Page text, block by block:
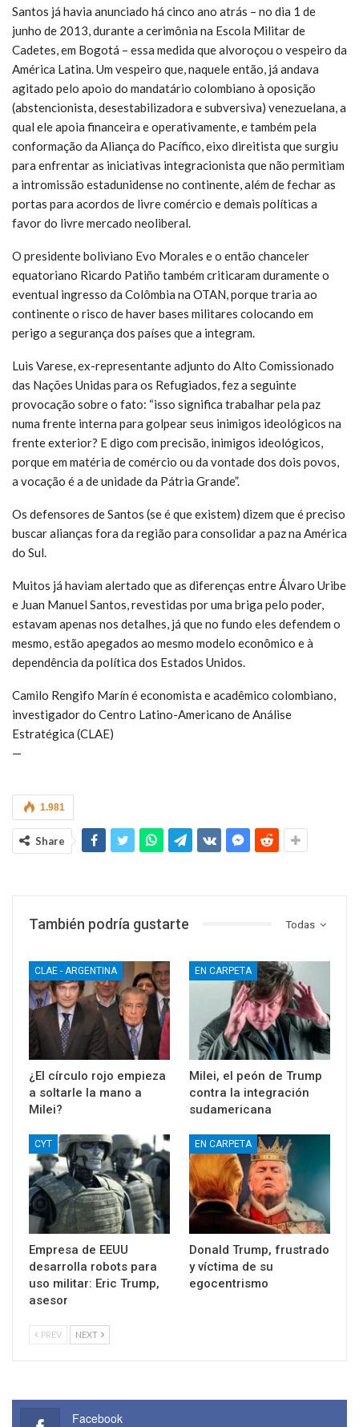
Santos já havia anunciado há cinco ano atrás – no dia 1 de
junho de 2013, durante a cerimônia na Escola Militar de
Cadetes, em Bogotá – essa medida que alvoroçou o vespeiro da
América Latina. Um vespeiro que, naquele então, já andava
agitado pelo apoio do mandatário colombiano à oposição
(abstencionista, desestabilizadora e subversiva) venezuelana, a
qual ele apoia financeira e operativamente, e também pela
conformação da Aliança do Pacífico, eixo direitista que surgiu
para enfrentar as iniciativas integracionista que não permitiam
a intromissão estadunidense no continente, além de fechar as
portas para acordos de livre comércio e demais políticas a
favor do livre mercado neoliberal.
O presidente boliviano Evo Morales e o então chanceler
equatoriano Ricardo Patiño também criticaram duramente o
eventual ingresso da Colômbia na OTAN, porque traria ao
continente o risco de haver bases militares colocando em
perigo a segurança dos países que a integram.
Luis Varese, ex-representante adjunto do Alto Comissionado
das Nações Unidas para os Refugiados, fez a seguinte
provocação sobre o fato: “isso significa trabalhar pela paz
numa frente interna para golpear seus inimigos ideológicos na
frente exterior? E digo com precisão, inimigos ideológicos,
porque em matéria de comércio ou da vontade dos dois povos,
a vocação é a de unidade da Pátria Grande”.
Os defensores de Santos (se é que existem) dizem que é preciso
buscar alianças fora da região para consolidar a paz na América
do Sul.
Muitos já haviam alertado que as diferenças entre Álvaro Uribe
e Juan Manuel Santos, revestidas por uma briga pelo poder,
estavam apenas nos detalhes, já que no fundo eles defendem o
mesmo, estão apegados ao mesmo modelo econômico e à
dependência da política dos Estados Unidos.
Camilo Rengifo Marín é economista e acadêmico colombiano,
investigador do Centro Latino-Americano de Análise
Estratégica (CLAE)
—
1.981
Share
Todas
También podría gustarte
CLAE - ARGENTINA
¿El círculo rojo empieza
a soltarle la mano a
Milei?
EN CARPETA
Milei, el peón de Trump
contra la integración
sudamericana
CYT
Empresa de EEUU
desarrolla robots para
uso militar: Eric Trump,
asesor
EN CARPETA
Donald Trump, frustrado
y víctima de su
egocentrismo
PREV NEXT
Facebook